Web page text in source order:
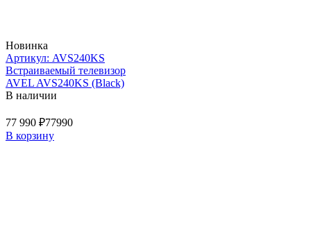
Новинка
Артикул: AVS240KS
Встраиваемый телевизор
AVEL AVS240KS (Black)
В наличии
77 990 ₽77990
В корзину